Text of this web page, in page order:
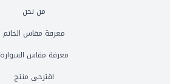
من نحن
معرفة مقاس الخاتم
معرفة مقاس السوارة
اقترحي منتج